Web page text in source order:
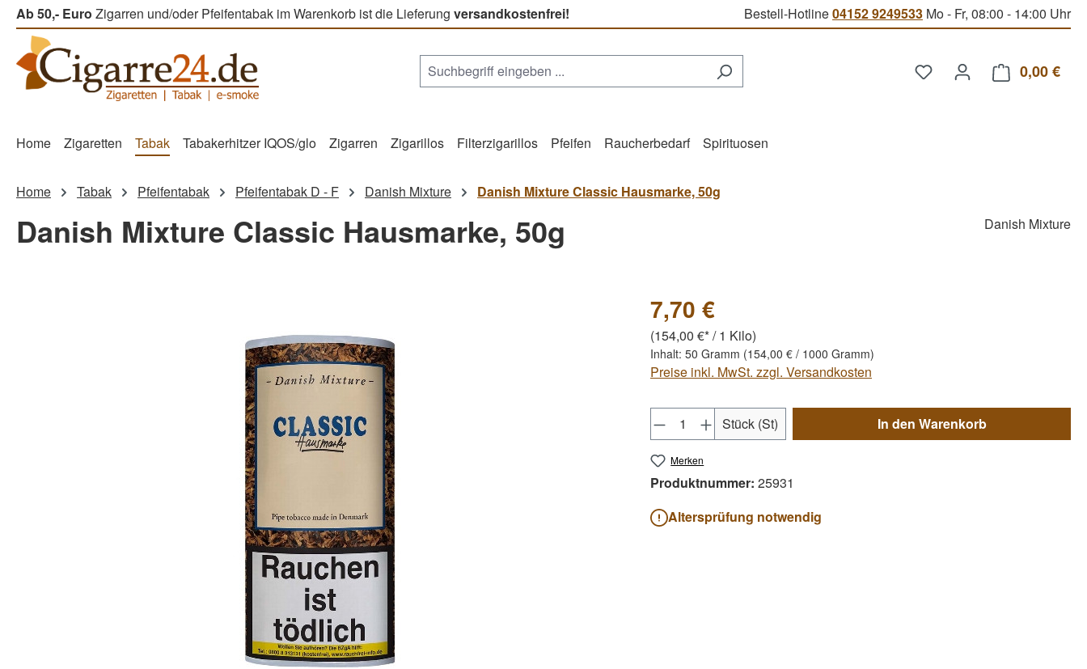
Hauptinhalt springen
Zur Suche springen
Zur Hauptnavigation springen
Ab 50,- Euro Zigarren und/oder Pfeifentabak im Warenkorb ist die Lieferung versandkostenfrei! Bestell-Hotline04152 9249533 Mo - Fr, 08:00 - 14:00 Uhr
Du hast 0 Produkte auf
0,00 €
Home Zigaretten Tabak Tabakerhitzer IQOS/glo Zigarren Zigarillos Filterzigarillos Pfeifen Raucherbedarf Spirituosen
Home Tabak Pfeifentabak Pfeifentabak D - F Danish Mixture Danish Mixture Classic Hausmarke, 50g
Danish Mixture Classic Hausmarke, 50g Danish Mixture
7,70 €
(154,00 €* / 1 Kilo)
Inhalt: 50 Gramm (154,00 € / 1000 Gramm)
Preise inkl. MwSt. zzgl. Versandkosten
Produkt Anzahl: Gib den gewünschten Wert ein
Stück (St) In den Warenkorb
Merken
Produktnummer: 25931
Altersprüfung notwendig